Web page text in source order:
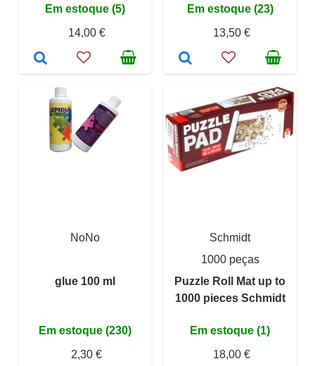
Em estoque (5)
14,00 €
Em estoque (23)
13,50 €
NoNo
glue 100 ml
Em estoque (230)
2,30 €
Schmidt
1000 peças
Puzzle Roll Mat up to
1000 pieces Schmidt
Em estoque (1)
18,00 €